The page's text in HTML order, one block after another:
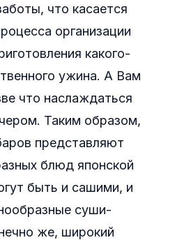
что касается
организации
какого-
ужина. А Вам
что наслаждаться
Таким образом,
представляют
блюд японской
быть и сашими, и
суши-
же, широкий